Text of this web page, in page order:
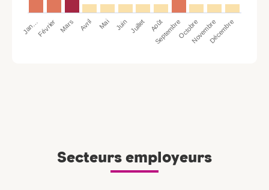
Jan…Février Mars Avril Mai Juin Juillet Août
SeptembreOctobreNovembreDécembre
Secteurs employeurs